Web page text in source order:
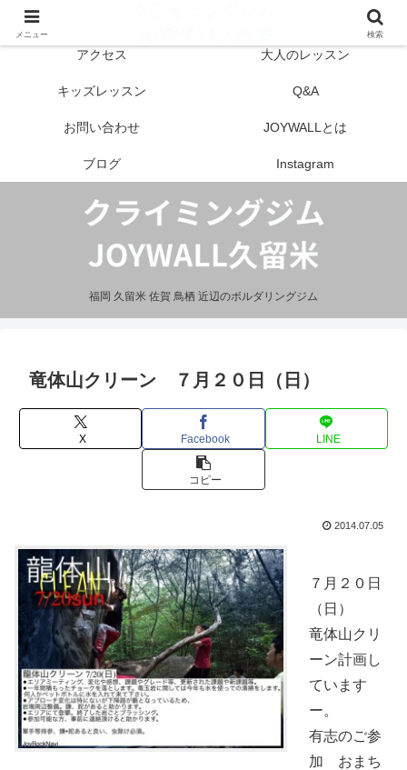
福岡 久留米 佐賀 鳥栖 近辺のボルダリングジム
アクセス 大人のレッスン
キッズレッスン Q&A
お問い合わせ JOYWALLとは
ブログ Instagram
竜体山クリーン ７月２０日（日）
X Facebook LINE
コピー
2014.07.05
７月２０日
（日）
竜体山クリ
ーン計画し
ています
ー。
有志のご参
加 おまち
メニュー 検索